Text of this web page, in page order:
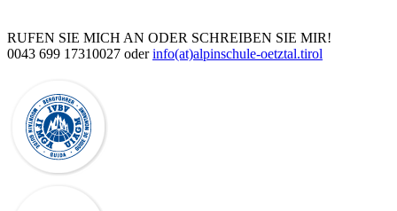
RUFEN SIE MICH AN ODER SCHREIBEN SIE MIR!
0043 699 17310027 oderinfo(at)alpinschule-oetztal.tirol